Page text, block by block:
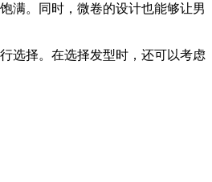
满。同时，微卷的设计也能够让男
选择。在选择发型时，还可以考虑